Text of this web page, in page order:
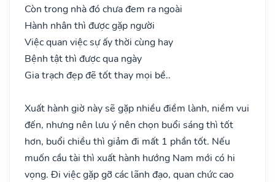
Còn trong nhà đó chưa đem ra ngoài
Hành nhân thì được gặp người
Việc quan việc sự ấy thời cùng hay
Bệnh tật thì được qua ngày
Gia trạch đẹp đẽ tốt thay mọi bề..
Xuất hành giờ này sẽ gặp nhiều điềm lành, niềm vui
đến, nhưng nên lưu ý nên chọn buổi sáng thì tốt
hơn, buổi chiều thì giảm đi mất 1 phần tốt. Nếu
muốn cầu tài thì xuất hành hướng Nam mới có hi
vọng. Đi việc gặp gỡ các lãnh đạo, quan chức cao